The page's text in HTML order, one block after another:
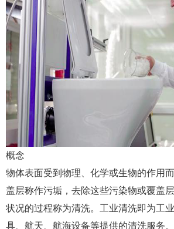
概念
物体表面受到物理、化学或生物的作用
盖层称作污垢，去除这些污染物或覆盖
状况的过程称为清洗。工业清洗即为工
具、航天、航海设备等提供的清洗服务。